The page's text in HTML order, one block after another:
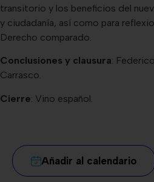
transitorio y los beneficios del
y ciudadanía, así como para
Derecho comparado.
Conclusiones y clausura:
Carrasco.
Cierre: Vino español.
Añadir al calendario